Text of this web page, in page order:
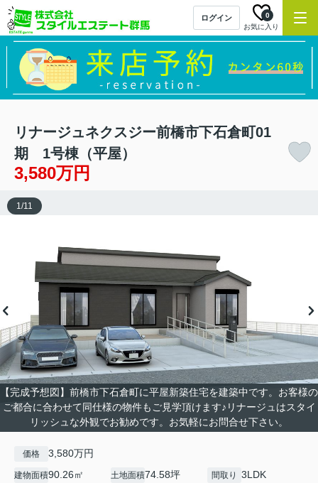
ログイン
お気に入り
0
リナージュネクスジー前橋市下石倉町01
期 1号棟（平屋）
3,580万円
【完成予想図】前橋市下石倉町に平屋新築住宅を建築中です。お客様の
ご都合に合わせて同仕様の物件もご見学頂けます♪リナージュはスタイ
リッシュな外観でお勧めです。お気軽にお問合せ下さい。
1 /11
価格 3,580万円
建物面積90.26㎡ 土地面積74.58坪
間取り 3LDK